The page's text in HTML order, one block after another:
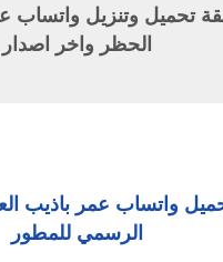
تحميل وتنزيل واتساب
الحظر واخر اصدار
واتساب عمر باذيب
الرسمي للمطور